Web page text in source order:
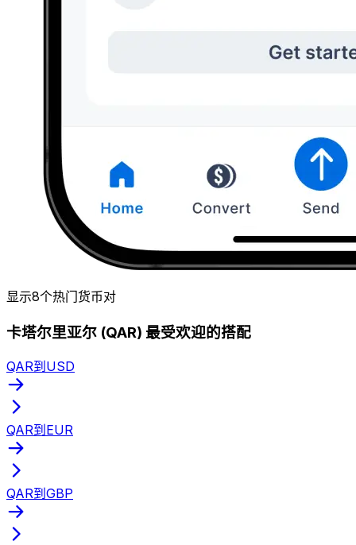
显示8个热门货币对
卡塔尔里亚尔 (QAR) 最受欢迎的搭配
QAR到USD
QAR到EUR
QAR到GBP